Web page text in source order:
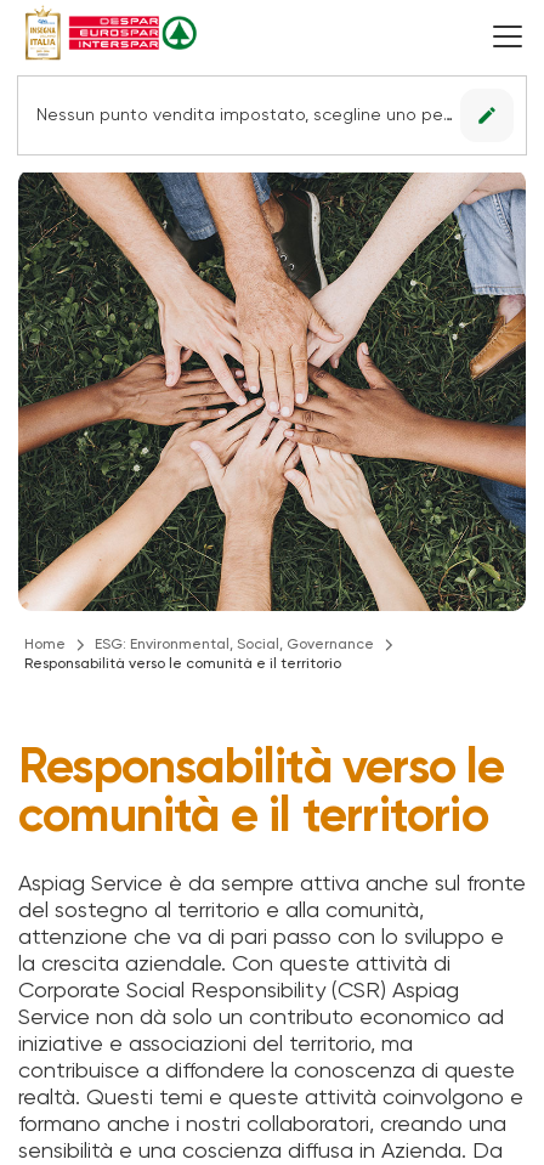
Nessun punto vendita impostato, scegline uno per vedere le offerte. edit
Home
ESG: Environmental, Social, Governance
Responsabilità verso le comunità e il territorio
Responsabilità verso le
comunità e il territorio
Aspiag Service è da sempre attiva anche sul fronte
del sostegno al territorio e alla comunità,
attenzione che va di pari passo con lo sviluppo e
la crescita aziendale. Con queste attività di
Corporate Social Responsibility (CSR) Aspiag
Service non dà solo un contributo economico ad
iniziative e associazioni del territorio, ma
contribuisce a diffondere la conoscenza di queste
realtà. Questi temi e queste attività coinvolgono e
formano anche i nostri collaboratori, creando una
sensibilità e una coscienza diffusa in Azienda. Da